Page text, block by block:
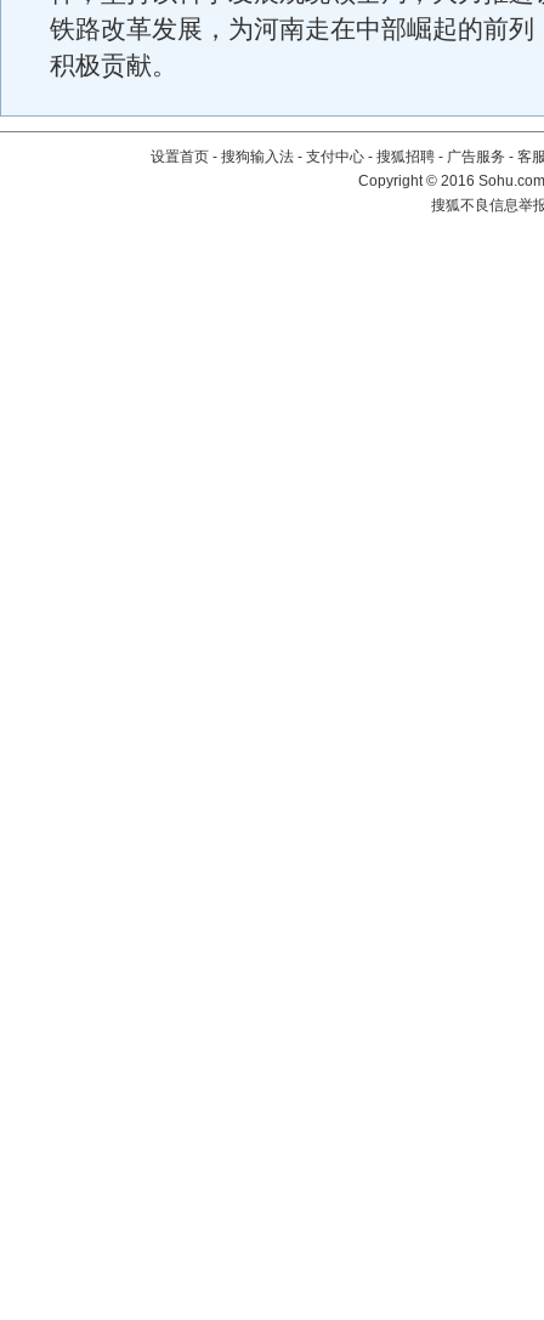
铁路改革发展，为河南走在中部崛起的前列
积极贡献。
设置首页 - 搜狗输入法 - 支付中心 - 搜狐招聘 - 广告服务 - 客
Copyright©2016
搜狐不良信息举